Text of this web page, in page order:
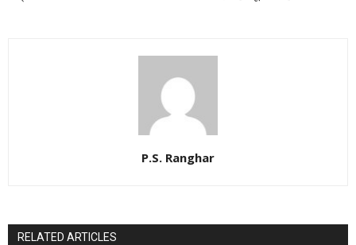
P.S. Ranghar
RELATED ARTICLES